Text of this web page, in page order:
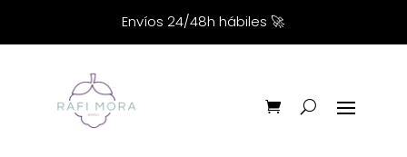
Envíos 24/48h hábiles 🚀